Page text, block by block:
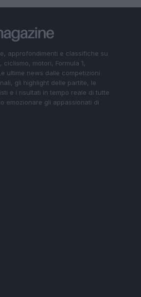
approfondimenti e classifiche su
motori, Formula 1,
ultime news dalle competizioni
gli highlight delle partite, le
e i risultati in tempo reale di tutte
emozionare gli appassionati di